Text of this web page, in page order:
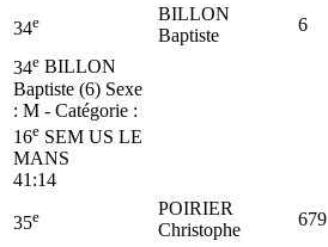
34e
BILLON
Baptiste
6
34e BILLON
Baptiste (6) Sexe
: M - Catégorie :
16e SEM US LE
MANS
41:14
35e
POIRIER
Christophe
679